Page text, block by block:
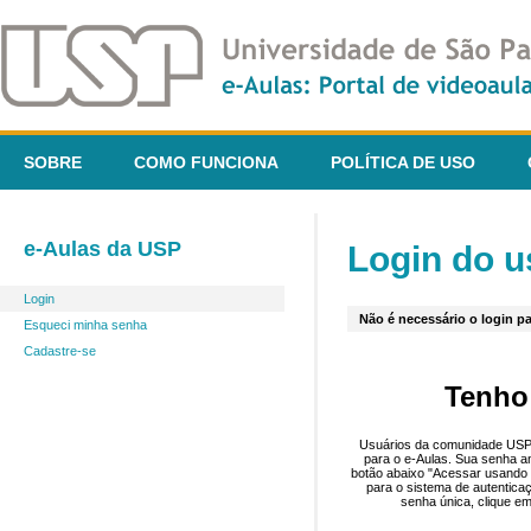
SOBRE COMO FUNCIONA POLÍTICA DE USO
e-Aulas da USP
Login
Esqueci minha senha
Cadastre-se
Login do
Não é necessário o login
Usuários da comunidade
para o e-Aulas. Sua senha
botão abaixo "Acessar
para o sistema de
senha única, clique